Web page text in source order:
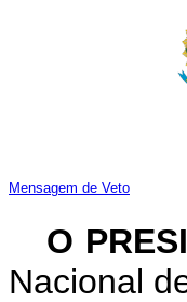
Mensagem de Veto
O
Nacional